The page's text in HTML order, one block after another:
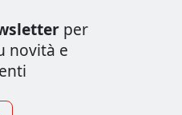
per
novità e